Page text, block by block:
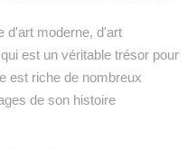
d'art moderne, d'art
est un véritable trésor pour
est riche de nombreux
de son histoire